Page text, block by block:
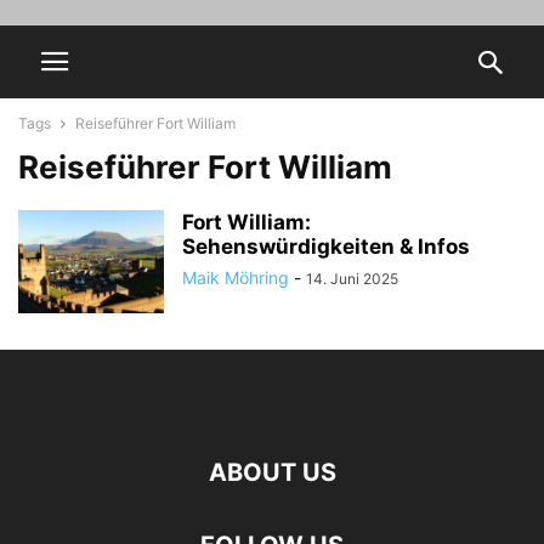
Tags Reiseführer Fort William
Reiseführer Fort William
Fort William:
Sehenswürdigkeiten & Infos
Maik Möhring - 14. Juni 2025
ABOUT US